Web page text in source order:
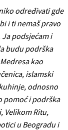
određivati gde
i ti nemaš pravo
Ja podsjećam i
budu podrška
kao
islamski
odnosno
pomoć i podrška
Velikom Ritu,
u Beogradu i